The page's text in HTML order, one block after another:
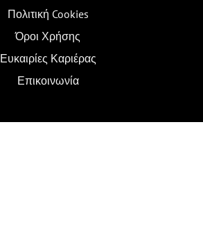
Πολιτική Cookies
Όροι Χρήσης
Ευκαιρίες Καριέρας
Επικοινωνία